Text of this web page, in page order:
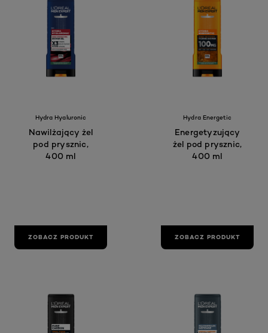
Hydra Hyaluronic
Nawilżający żel
pod prysznic,
400 ml
ZOBACZ PRODUKT
Hydra Energetic
Energetyzujący
żel pod prysznic,
400 ml
ZOBACZ PRODUKT